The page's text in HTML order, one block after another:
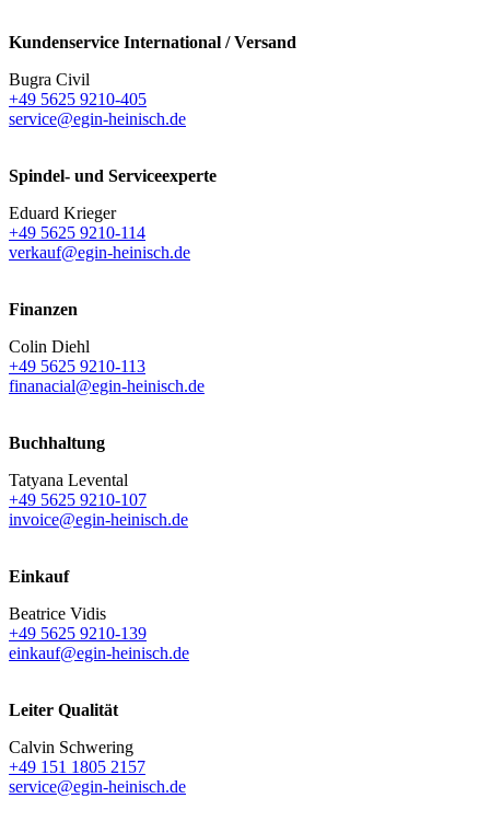
Kundenservice International / Versand
Bugra Civil
+49 5625 9210-405
service@egin-heinisch.de
Spindel- und Serviceexperte
Eduard Krieger
+49 5625 9210-114
verkauf@egin-heinisch.de
Finanzen
Colin Diehl
+49 5625 9210-113
finanacial@egin-heinisch.de
Buchhaltung
Tatyana Levental
+49 5625 9210-107
invoice@egin-heinisch.de
Einkauf
Beatrice Vidis
+49 5625 9210-139
einkauf@egin-heinisch.de
Leiter Qualität
Calvin Schwering
+49 151 1805 2157
service@egin-heinisch.de